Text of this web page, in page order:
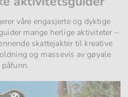
våre engasjerte og dyktige
mange herlige aktiviteter –
skattejakter til kreative
og massevis av gøyale
påfunn.